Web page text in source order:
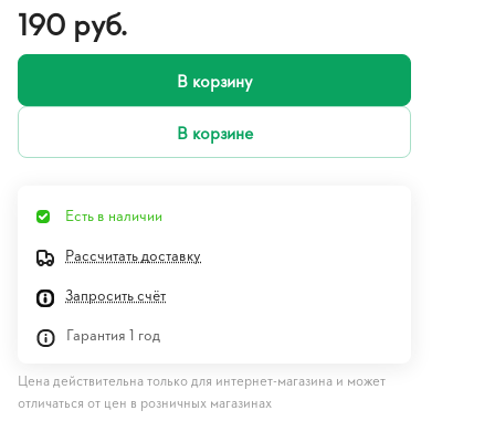
190 руб.
В корзину
В корзине
Есть в наличии
Рассчитать доставку
Запросить счёт
Гарантия 1 год
Цена действительна только для интернет-магазина и может
отличаться от цен в розничных магазинах